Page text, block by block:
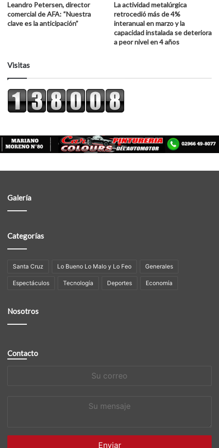
Leandro Petersen, director
comercial de AFA: “Nuestra
clave es la anticipación”
La actividad metalúrgica
retrocedió más de 4%
interanual en marzo y la
capacidad instalada se deteriora
a peor nivel en 4 años
Visitas
Galería
Categorías
Santa Cruz Lo Bueno Lo Malo y Lo Feo Generales
Espectáculos Tecnología Deportes Economía
Nosotros
Contacto